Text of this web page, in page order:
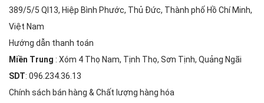
389/5/5 Ql13, Hiệp Bình Phước, Thủ Đức, Thành phố Hồ Chí Minh,
Việt Nam
Hướng dẫn thanh toán
Miền Trung : Xóm 4 Thọ Nam, Tịnh Thọ, Sơn Tịnh, Quảng Ngãi
SDT: 096.234.36.13
Chính sách bán hàng & Chất lượng hàng hóa